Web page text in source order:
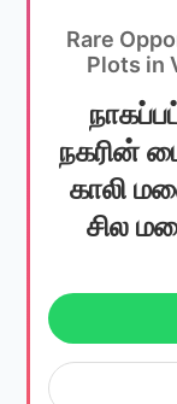
Rare
Plots in
நகரின்
காலி
சில